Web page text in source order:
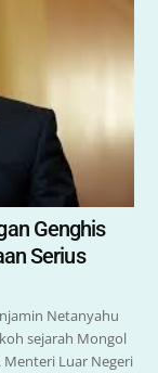
Genghis
Serius
Netanyahu
sejarah Mongol
Menteri Luar Negeri